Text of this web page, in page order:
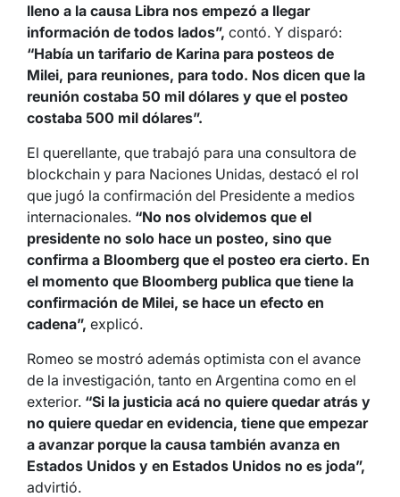
lleno a la causa Libra nos empezó a llegar
información de todos lados”, contó. Y disparó:
“Había un tarifario de Karina para posteos de
Milei, para reuniones, para todo. Nos dicen que la
reunión costaba 50 mil dólares y que el posteo
costaba 500 mil dólares”.
El querellante, que trabajó para una consultora de
blockchain y para Naciones Unidas, destacó el rol
que jugó la confirmación del Presidente a medios
internacionales. “No nos olvidemos que el
presidente no solo hace un posteo, sino que
confirma a Bloomberg que el posteo era cierto. En
el momento que Bloomberg publica que tiene la
confirmación de Milei, se hace un efecto en
cadena”, explicó.
Romeo se mostró además optimista con el avance
de la investigación, tanto en Argentina como en el
exterior. “Si la justicia acá no quiere quedar atrás y
no quiere quedar en evidencia, tiene que empezar
a avanzar porque la causa también avanza en
Estados Unidos y en Estados Unidos no es joda”,
advirtió.